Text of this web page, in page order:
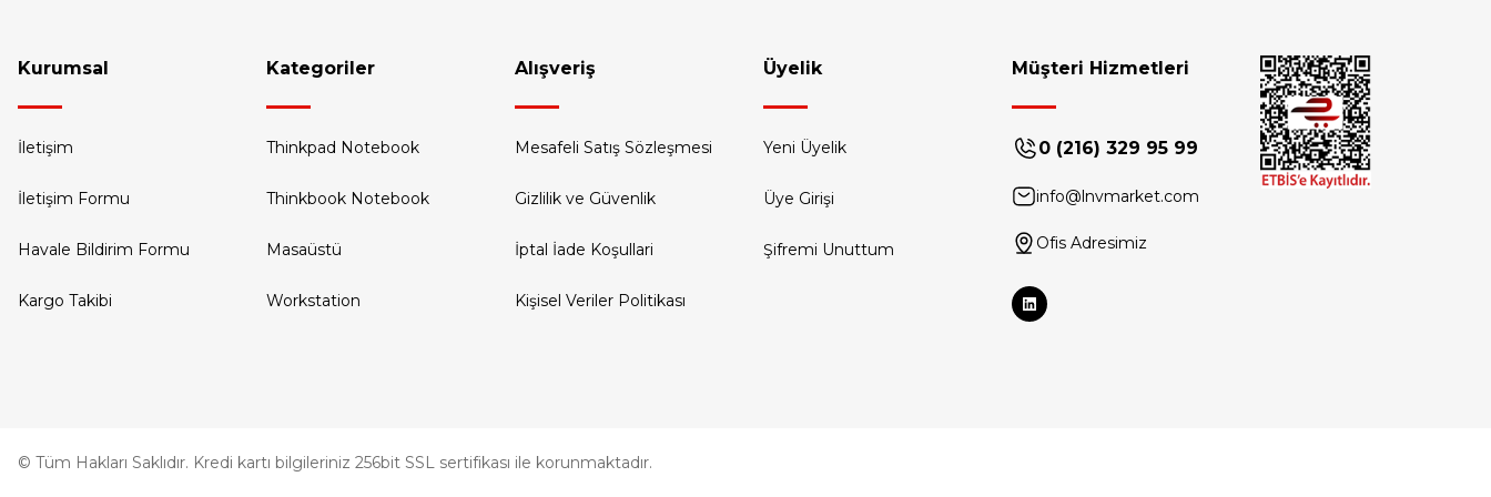
Kurumsal
İletişim
İletişim Formu
Havale Bildirim Formu
Kargo Takibi
Kategoriler
Thinkpad Notebook
Thinkbook Notebook
Masaüstü
Workstation
Alışveriş
Mesafeli Satış Sözleşmesi
Gizlilik ve Güvenlik
İptal İade Koşullari
Kişisel Veriler Politikası
Üyelik
Yeni Üyelik
Üye Girişi
Şifremi Unuttum
Müşteri Hizmetleri
0 (216) 329 95 99
info@lnvmarket.com
Ofis Adresimiz
© Tüm Hakları Saklıdır. Kredi kartı bilgileriniz 256bit SSL sertifikası ile korunmaktadır.